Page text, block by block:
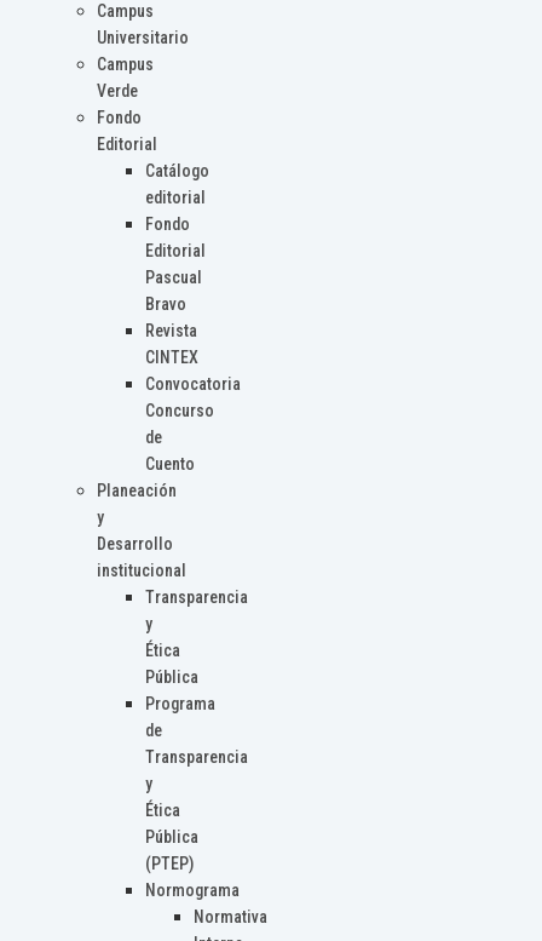
Campus
Universitario
Campus
Verde
Fondo
Editorial
Catálogo
editorial
Fondo
Editorial
Pascual
Bravo
Revista
CINTEX
Convocatoria
Concurso
de
Cuento
Planeación
y
Desarrollo
institucional
Transparencia
y
Ética
Pública
Programa
de
Transparencia
y
Ética
Pública
(PTEP)
Normograma
Normativa